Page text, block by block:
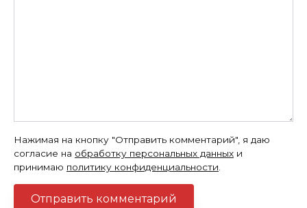
Нажимая на кнопку "Отправить комментарий", я даю
согласие на обработку персональных данных и
принимаю политику конфиденциальности